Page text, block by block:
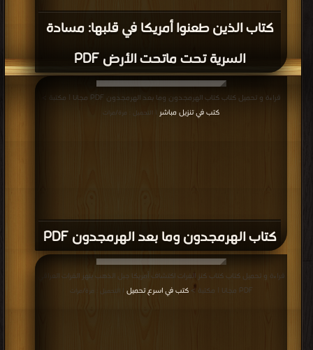
كتاب الذين طعنوا أمريكا في قلبها: مسادة
السرية تحت ماتحت الأرض PDF
كتاب الهرمجدون وما بعد الهرمجدون PDF
قراءة و تحميل كتاب كتاب الهرمجدون وما بعد الهرمجدون PDF مجانا | مكتبة >
كتب في تنزيل مباشر | التحميل : مرة/مرات
قراءة و تحميل كتاب كتاب كنز الفرات اكتشاف أمريكا جبل الذهب بنهر الفرات العراقي
PDF مجانا | مكتبة >
كتب في اسرع تحميل | التحميل : مرة/مرات